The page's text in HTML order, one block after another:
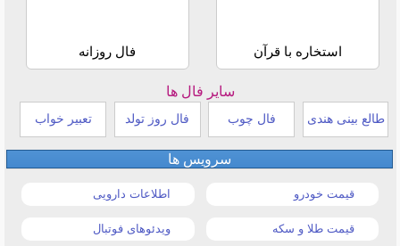
استخاره با قرآن فال روزانه
سایر فال ها
طالع بینی هندی فال چوب فال روز تولد تعبیر خواب
سرویس ها
قیمت خودرو اطلاعات دارویی
قیمت طلا و سکه ویدئوهای فوتبال